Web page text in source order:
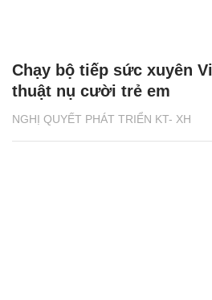
NGHỊ QUYẾT PHÁT TRIỂN KT- XH
Chạy bộ tiếp sức xuyên
thuật nụ cười trẻ em